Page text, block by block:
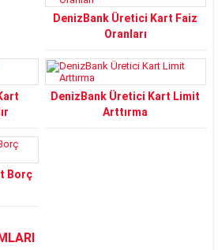
DenizBank Üretici Kart Faiz
Oranları
DenizBank Üretici Kart Limit
Arttırma
Borç